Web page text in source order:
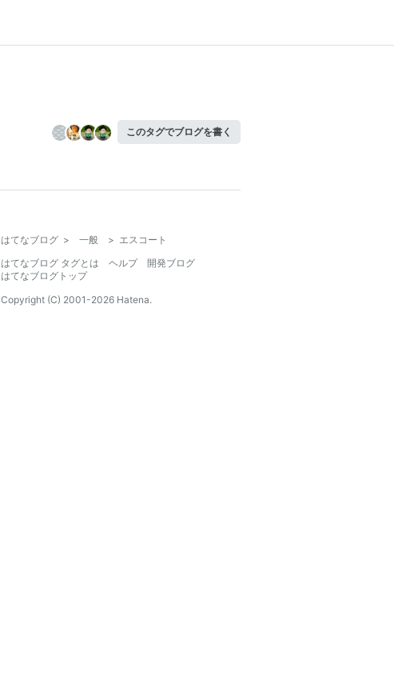
このタグでブログを書く
はてなブログ > 一般 > エスコート
はてなブログ タグとは
ヘルプ
開発ブログ
はてなブログトップ
Copyright (C) 2001-2026 Hatena.